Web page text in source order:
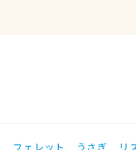
フェレット うさぎ リ